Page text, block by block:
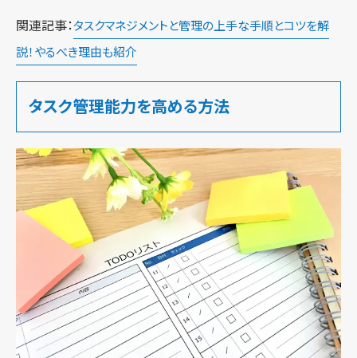
関連記事：タスクマネジメントと管理の上手な手順とコツを解
説！やるべき理由も紹介
タスク管理能力を高める方法